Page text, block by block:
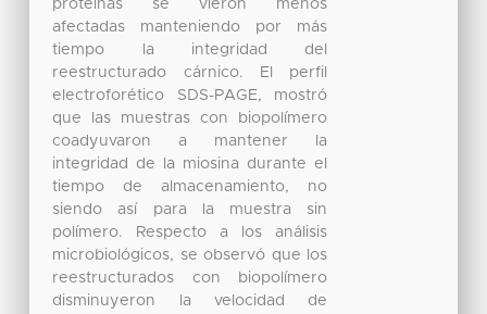
proteínas se vieron menos
afectadas manteniendo por más
tiempo la integridad del
reestructurado cárnico. El perfil
electroforético SDS-PAGE, mostró
que las muestras con biopolímero
coadyuvaron a mantener la
integridad de la miosina durante el
tiempo de almacenamiento, no
siendo así para la muestra sin
polímero. Respecto a los análisis
microbiológicos, se observó que los
reestructurados con biopolímero
disminuyeron la velocidad de